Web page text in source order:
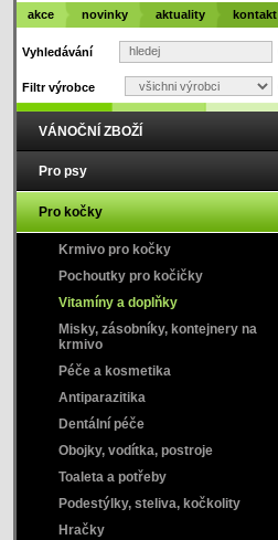
Vyhledávání
Filtr výrobce
VÁNOČNÍ ZBOŽÍ
Pro psy
Pro kočky
Krmivo pro kočky
Pochoutky pro kočičky
Vitamíny a doplňky
Misky, zásobníky, kontejnery na
krmivo
Péče a kosmetika
Antiparazitika
Dentální péče
Obojky, vodítka, postroje
Toaleta a potřeby
Podestýlky, steliva, kočkolity
Hračky
akce novinky aktuality kontakt